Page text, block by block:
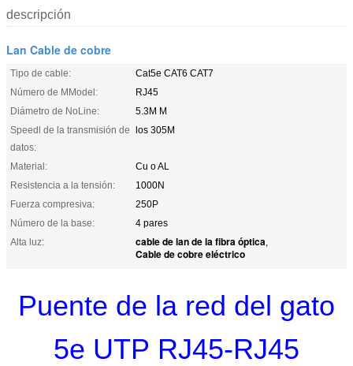
descripción
Lan Cable de cobre
Tipo de cable:
Cat5e CAT6 CAT7
Número de MModel:
RJ45
Diámetro de NoLine:
5.3M M
Speedl de la transmisión de
datos:
los 305M
Material:
Cu o AL
Resistencia a la tensión:
1000N
Fuerza compresiva:
250P
Número de la base:
4 pares
Alta luz:
cable de lan de la fibra óptica,
Cable de cobre eléctrico
Puente de la red del gato
5e UTP RJ45-RJ45